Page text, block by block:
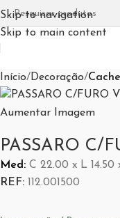
Skip to navigation
Skip to main content
Início Decoração
Aumentar Imagem
PASSARO C/
Med: C 22.00 x L 14.50
REF:
112.001500